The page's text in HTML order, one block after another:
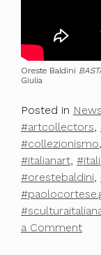
Oreste Baldini
Giulia
Posted in News
#artcollectors,
#collezionismo,
#italianart,
#orestebaldini,
a Commenton